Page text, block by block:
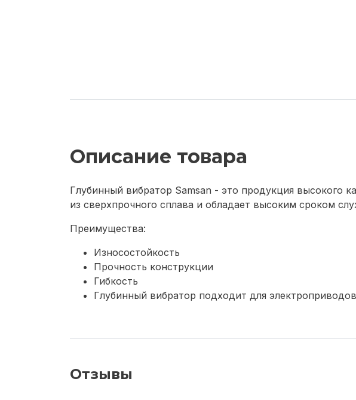
Описание товара
Глубинный вибратор Samsan - это продукция высокого
из сверхпрочного сплава и обладает высоким сроком
Преимущества:
Износостойкость
Прочность конструкции
Гибкость
Глубинный вибратор подходит для
Отзывы